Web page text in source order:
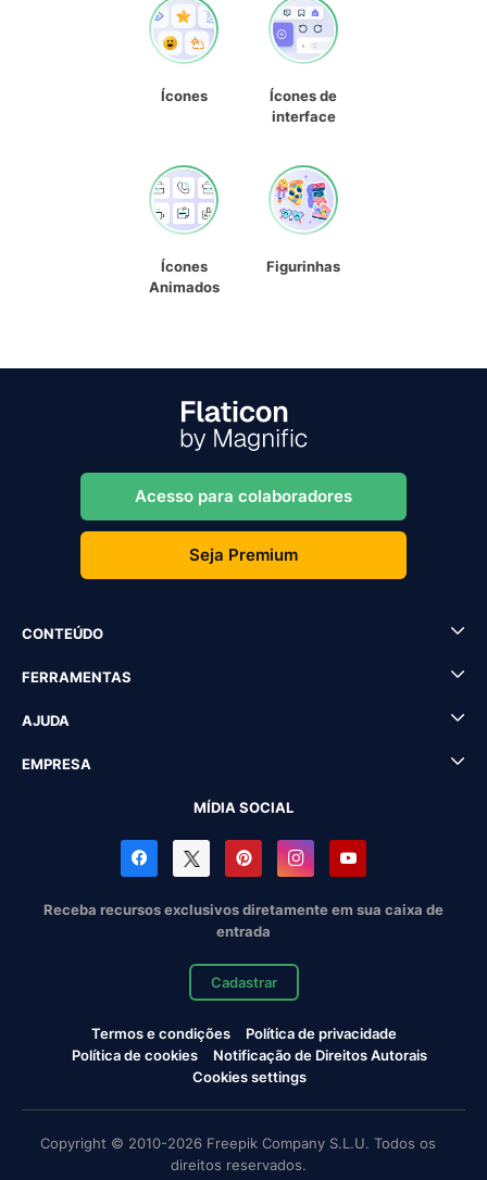
Ícones
Ícones de
interface
Ícones
Animados
Figurinhas
Acesso para colaboradores
Seja Premium
CONTEÚDO
FERRAMENTAS
AJUDA
EMPRESA
MÍDIA SOCIAL
Receba recursos exclusivos diretamente em sua caixa de
entrada
Cadastrar
Termos e condições
Política de privacidade
Política de cookies
Notificação de Direitos Autorais
Cookies settings
Copyright © 2010-2026 Freepik Company S.L.U. Todos os
direitos reservados.